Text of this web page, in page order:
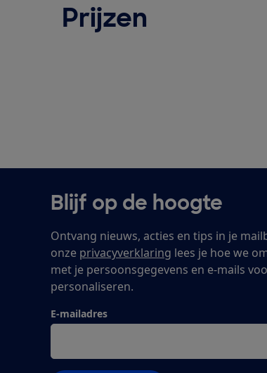
Prijzen
Blijf op de hoogte
Ontvang nieuws, acties en tips in je
onze privacyverklaring lees je hoe we
met je persoonsgegevens en e-mails
personaliseren.
E-mailadres